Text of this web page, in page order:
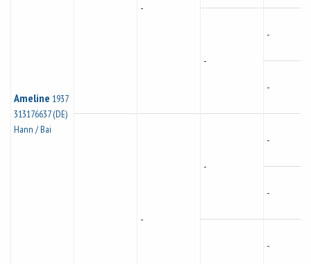
Ameline 1937
313176637 (DE)
Hann / Bai
-
-
-
-
-
-
-
-
-